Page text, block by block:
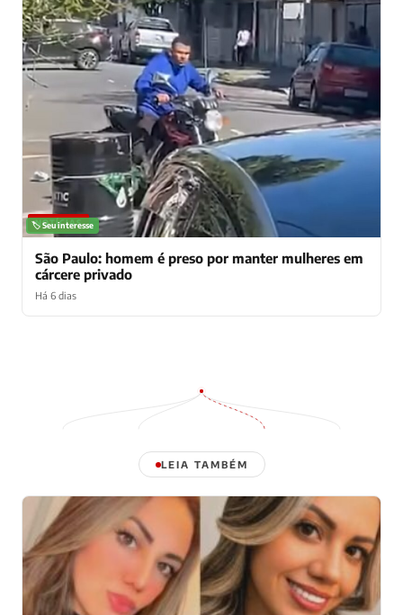
NOTÍCIAS
🏷️ Seu interesse
São Paulo: homem é preso por manter mulheres em
cárcere privado
Há 6 dias
LEIA TAMBÉM